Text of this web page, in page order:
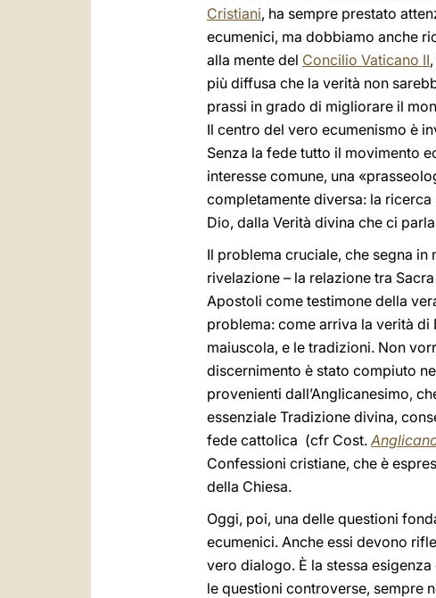
Cristiani, ha sempre prestato
ecumenici, ma dobbiamo anche
alla mente del Concilio Vaticano II
più diffusa che la verità non
prassi in grado di migliorare il
Il centro del vero ecumenismo è
Senza la fede tutto il movimento
interesse comune, una
completamente diversa: la
Dio, dalla Verità divina che ci
Il problema cruciale, che segna
rivelazione – la relazione tra
Apostoli come testimone della
problema: come arriva la verità di
maiuscola, e le tradizioni. Non
discernimento è stato compiuto
provenienti dall’Anglicanesimo,
essenziale Tradizione divina,
fede cattolica (cfr Cost.
Confessioni cristiane, che è
della Chiesa.
Oggi, poi, una delle questioni
ecumenici. Anche essi devono
vero dialogo. È la stessa
le questioni controverse, sempre